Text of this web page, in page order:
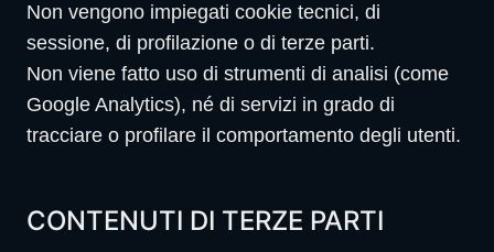
Non vengono impiegati cookie tecnici, di
sessione, di profilazione o di terze parti.
Non viene fatto uso di strumenti di analisi (come
Google Analytics), né di servizi in grado di
tracciare o profilare il comportamento degli utenti.
CONTENUTI DI TERZE PARTI